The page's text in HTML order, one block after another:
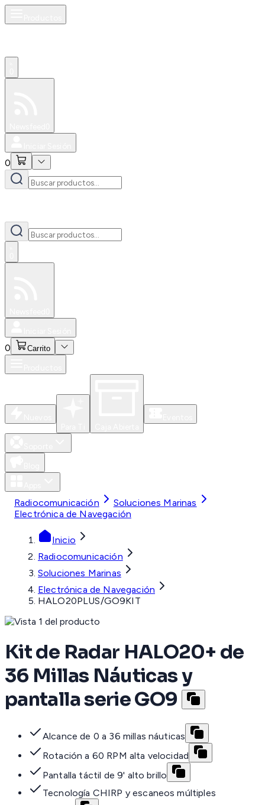
0
0 Carrito
Radiocomunicación
Soluciones Marinas
Electrónica de Navegación
Inicio
Radiocomunicación
Soluciones Marinas
Electrónica de Navegación
HALO20PLUS/GO9KIT
Kit de Radar HALO20+ de
36 Millas Náuticas y
pantalla serie GO9
Alcance de 0 a 36 millas náuticas
Rotación a 60 RPM alta velocidad
Pantalla táctil de 9' alto brillo
Tecnología CHIRP y escaneos múltiples